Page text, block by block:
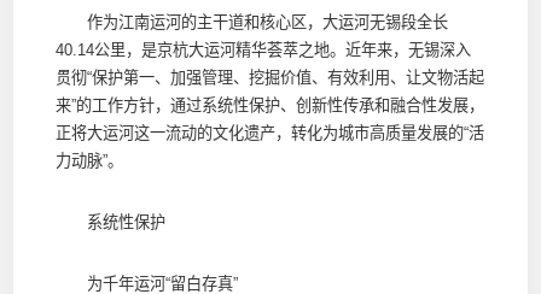
作为江南运河的主干道和核心区，大运河无锡段全长
40.14公里，是京杭大运河精华荟萃之地。近年来，无锡深入
贯彻“保护第一、加强管理、挖掘价值、有效利用、让文物活起
来”的工作方针，通过系统性保护、创新性传承和融合性发展，
正将大运河这一流动的文化遗产，转化为城市高质量发展的“活
力动脉”。
系统性保护
为千年运河“留白存真”